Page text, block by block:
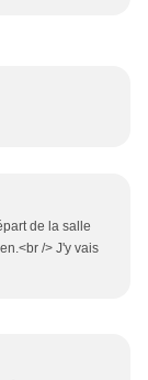
de la salle
/> J'y vais